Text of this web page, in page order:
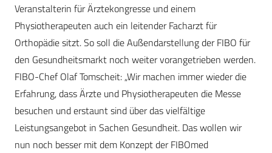
Veranstalterin für Ärztekongresse und einem
Physiotherapeuten auch ein leitender Facharzt für
Orthopädie sitzt. So soll die Außendarstellung der FIBO für
den Gesundheitsmarkt noch weiter vorangetrieben werden.
FIBO-Chef Olaf Tomscheit: „Wir machen immer wieder die
Erfahrung, dass Ärzte und Physiotherapeuten die Messe
besuchen und erstaunt sind über das vielfältige
Leistungsangebot in Sachen Gesundheit. Das wollen wir
nun noch besser mit dem Konzept der FIBOmed